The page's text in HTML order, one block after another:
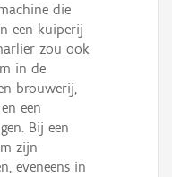
die
een kuiperij
zou ook
in de
brouwerij,
een
Bij een
zijn
eveneens in